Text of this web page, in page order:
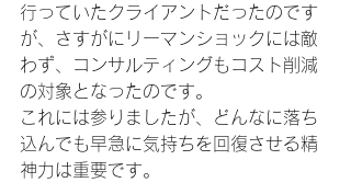
行っていたクライアントだったのです
が、さすがにリーマンショックには敵
わず、コンサルティングもコスト削減
の対象となったのです。
これには参りましたが、どんなに落ち
込んでも早急に気持ちを回復させる精
神力は重要です。